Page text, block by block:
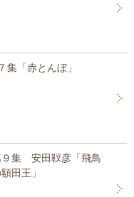
集「赤とんぼ」
９集 安田靫彦「飛鳥
田王」